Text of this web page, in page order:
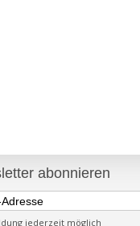
abonnieren
jederzeit möglich